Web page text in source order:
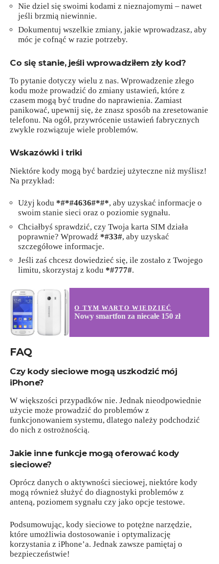
Nie dziel się swoimi kodami z nieznajomymi – nawet
jeśli brzmią niewinnie.
Dokumentuj wszelkie zmiany, jakie wprowadzasz, aby
móc je cofnąć w razie potrzeby.
Co się stanie, jeśli wprowadziłem zły kod?
To pytanie dotyczy wielu z nas. Wprowadzenie złego
kodu może prowadzić do zmiany ustawień, które z
czasem mogą być trudne do naprawienia. Zamiast
panikować, upewnij się, że znasz sposób na zresetowanie
telefonu. Na ogół, przywrócenie ustawień fabrycznych
zwykle rozwiązuje wiele problemów.
Wskazówki i triki
Niektóre kody mogą być bardziej użyteczne niż myślisz!
Na przykład:
Użyj kodu *#*#4636#*#*, aby uzyskać informacje o
swoim stanie sieci oraz o poziomie sygnału.
Chciałbyś sprawdzić, czy Twoja karta SIM działa
poprawnie? Wprowadź *#33#, aby uzyskać
szczegółowe informacje.
Jeśli zaś chcesz dowiedzieć się, ile zostało z Twojego
limitu, skorzystaj z kodu *#777#.
O TYM WARTO WIEDZIEĆ
Nowy smartfon za niecałe 150 zł
FAQ
Czy kody sieciowe mogą uszkodzić mój
iPhone?
W większości przypadków nie. Jednak nieodpowiednie
użycie może prowadzić do problemów z
funkcjonowaniem systemu, dlatego należy podchodzić
do nich z ostrożnością.
Jakie inne funkcje mogą oferować kody
sieciowe?
Oprócz danych o aktywności sieciowej, niektóre kody
mogą również służyć do diagnostyki problemów z
anteną, poziomem sygnału czy jako opcje testowe.
Podsumowując, kody sieciowe to potężne narzędzie,
które umożliwia dostosowanie i optymalizację
korzystania z iPhone’a. Jednak zawsze pamiętaj o
bezpieczeństwie!